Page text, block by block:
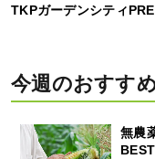
TKPガーデンシティ
今週のおすす
無農